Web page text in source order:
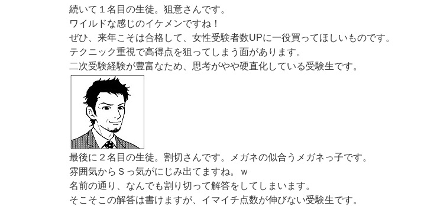
続いて１名目の生徒。狙意さんです。
ワイルドな感じのイケメンですね！
ぜひ、来年こそは合格して、女性受験者数UPに一役買ってほしいものです。
テクニック重視で高得点を狙ってしまう面があります。
二次受験経験が豊富なため、思考がやや硬直化している受験生です。
最後に２名目の生徒。割切さんです。メガネの似合うメガネっ子です。
雰囲気からＳっ気がにじみ出てますね。ｗ
名前の通り、なんでも割り切って解答をしてしまいます。
そこそこの解答は書けますが、イマイチ点数が伸びない受験生です。